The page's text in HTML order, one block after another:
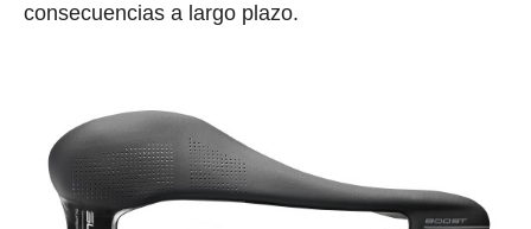
consecuencias a largo plazo.